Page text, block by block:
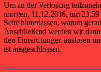
Um an der Verlosung
morgen, 11.12.2016, um
Seite hinterlassen, warum
Anschließend werden wir
den Einreichungen auslosen
ist ausgeschlossen.